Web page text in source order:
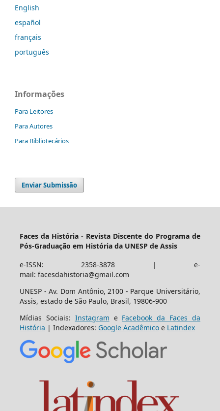
English
español
français
português
Informações
Para Leitores
Para Autores
Para Bibliotecários
Enviar Submissão
Faces da História - Revista Discente do Programa de
Pós-Graduação em História da UNESP de Assis
e-ISSN: 2358-3878 | e-
mail: facesdahistoria@gmail.com
UNESP - Av. Dom Antônio, 2100 - Parque Universitário,
Assis, estado de São Paulo, Brasil, 19806-900
Mídias Sociais: Instagram e Facebook da Faces da
História | Indexadores: Google Acadêmicoe Latindex